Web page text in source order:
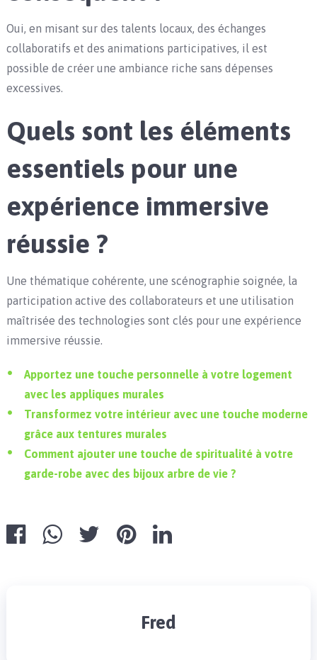
Oui, en misant sur des talents locaux, des échanges
collaboratifs et des animations participatives, il est
possible de créer une ambiance riche sans dépenses
excessives.
Quels sont les éléments
essentiels pour une
expérience immersive
réussie ?
Une thématique cohérente, une scénographie soignée, la
participation active des collaborateurs et une utilisation
maîtrisée des technologies sont clés pour une expérience
immersive réussie.
Apportez une touche personnelle à votre logement
avec les appliques murales
Transformez votre intérieur avec une touche moderne
grâce aux tentures murales
Comment ajouter une touche de spiritualité à votre
garde-robe avec des bijoux arbre de vie ?
Fred